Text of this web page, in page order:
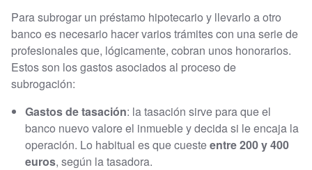
Para subrogar un préstamo hipotecario y llevarlo a otro
banco es necesario hacer varios trámites con una serie de
profesionales que, lógicamente, cobran unos honorarios.
Estos son los gastos asociados al proceso de
subrogación:
Gastos de tasación: la tasación sirve para que el
banco nuevo valore el inmueble y decida si le encaja la
operación. Lo habitual es que cuesteentre 200 y 400
euros, según la tasadora.